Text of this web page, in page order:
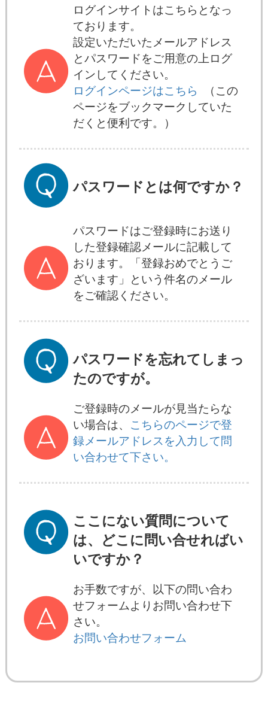
ログインサイトはこちらとなっ
ております。
設定いただいたメールアドレス
とパスワードをご用意の上ログ
インしてください。
ログインページはこちら
（この
ページをブックマークしていた
だくと便利です。）
パスワードとは何ですか？
パスワードはご登録時にお送り
した登録確認メールに記載して
おります。「登録おめでとうご
ざいます」という件名のメール
をご確認ください。
パスワードを忘れてしまっ
たのですが。
ご登録時のメールが見当たらな
い場合は、 こちらのページで登
録メールアドレスを入力して問
い合わせて下さい。
ここにない質問について
は、どこに問い合せればい
いですか？
お手数ですが、以下の問い合わ
せフォームよりお問い合わせ下
さい。
お問い合わせフォーム